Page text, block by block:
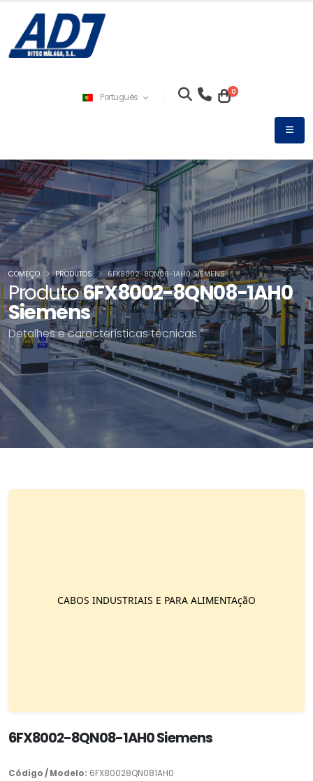
Português 0
Produto6FX8002-8QN08-1AH0
Siemens
Detalhes e características técnicas
COMEÇO PRODUTOS 6FX8002-8QN08-1AH0 SIEMENS
6FX8002-8QN08-1AH0 Siemens
Código / Modelo: 6FX80028QN081AH0